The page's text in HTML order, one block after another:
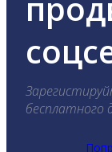
бесплатного